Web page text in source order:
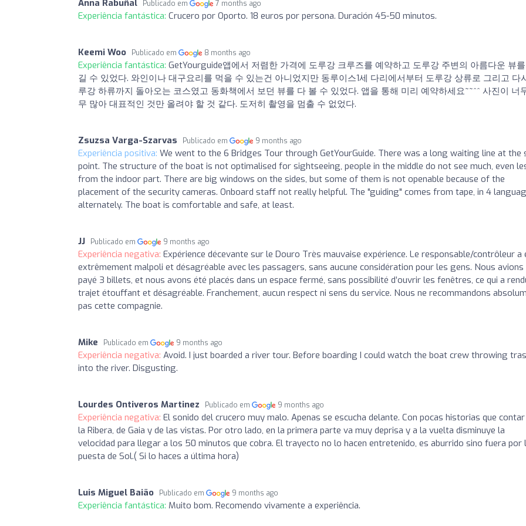
Anna Rabuñal Publicado em 7 months ago
Experiência fantástica: Crucero por Oporto. 18 euros por persona. Duración 45-50 minutos.
Keemi Woo Publicado em 8 months ago
Experiência fantástica: GetYourguide앱에서 저렴한 가격에 도루강 크루즈를 예약하고 도루강 주변의 아름다운 뷰
길 수 있었다. 와인이나 대구요리를 먹을 수 있는건 아니었지만 동루이스1세 다리에서부터 도루강 상류로 그리고 다
루강 하류까지 돌아오는 코스였고 동화책에서 보던 뷰를 다 볼 수 있었다. 앱을 통해 미리 예약하세요~~^^ 사진이 너
무 많아 대표적인 것만 올려야 할 것 같다. 도저히 촬영을 멈출 수 없었다.
Zsuzsa Varga-Szarvas Publicado em 9 months ago
Experiência positiva: We went to the 6 Bridges Tour through GetYourGuide. There was a long waiting line at the
point. The structure of the boat is not optimalised for sightseeing, people in the middle do not see much, even
from the indoor part. There are big windows on the sides, but some of them is not openable because of the
placement of the security cameras. Onboard staff not really helpful. The "guiding" comes from tape, in 4
alternately. The boat is comfortable and safe, at least.
JJ Publicado em 9 months ago
Experiência negativa: Expérience décevante sur le Douro Très mauvaise expérience. Le responsable/contrôleur a
extrêmement malpoli et désagréable avec les passagers, sans aucune considération pour les gens. Nous avions
payé 3 billets, et nous avons été placés dans un espace fermé, sans possibilité d’ouvrir les fenêtres, ce qui a
trajet étouffant et désagréable. Franchement, aucun respect ni sens du service. Nous ne recommandons
pas cette compagnie.
Mike Publicado em 9 months ago
Experiência negativa: Avoid. I just boarded a river tour. Before boarding I could watch the boat crew throwing
into the river. Disgusting.
Lourdes Ontiveros Martinez Publicado em 9 months ago
Experiência negativa: El sonido del crucero muy malo. Apenas se escucha delante. Con pocas historias que
la Ribera, de Gaia y de las vistas. Por otro lado, en la primera parte va muy deprisa y a la vuelta disminuye la
velocidad para llegar a los 50 minutos que cobra. El trayecto no lo hacen entretenido, es aburrido sino fuera por
puesta de Sol.( Si lo haces a última hora)
Luis Miguel Baião Publicado em 9 months ago
Experiência fantástica: Muito bom. Recomendo vivamente a experiência.